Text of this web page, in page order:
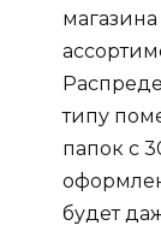
типу
папок с
будет